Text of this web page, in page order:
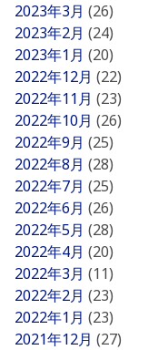
2023年3月 (26)
2023年2月 (24)
2023年1月 (20)
2022年12月 (22)
2022年11月 (23)
2022年10月 (26)
2022年9月 (25)
2022年8月 (28)
2022年7月 (25)
2022年6月 (26)
2022年5月 (28)
2022年4月 (20)
2022年3月 (11)
2022年2月 (23)
2022年1月 (23)
2021年12月 (27)